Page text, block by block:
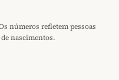
números refletem pessoas
nascimentos.